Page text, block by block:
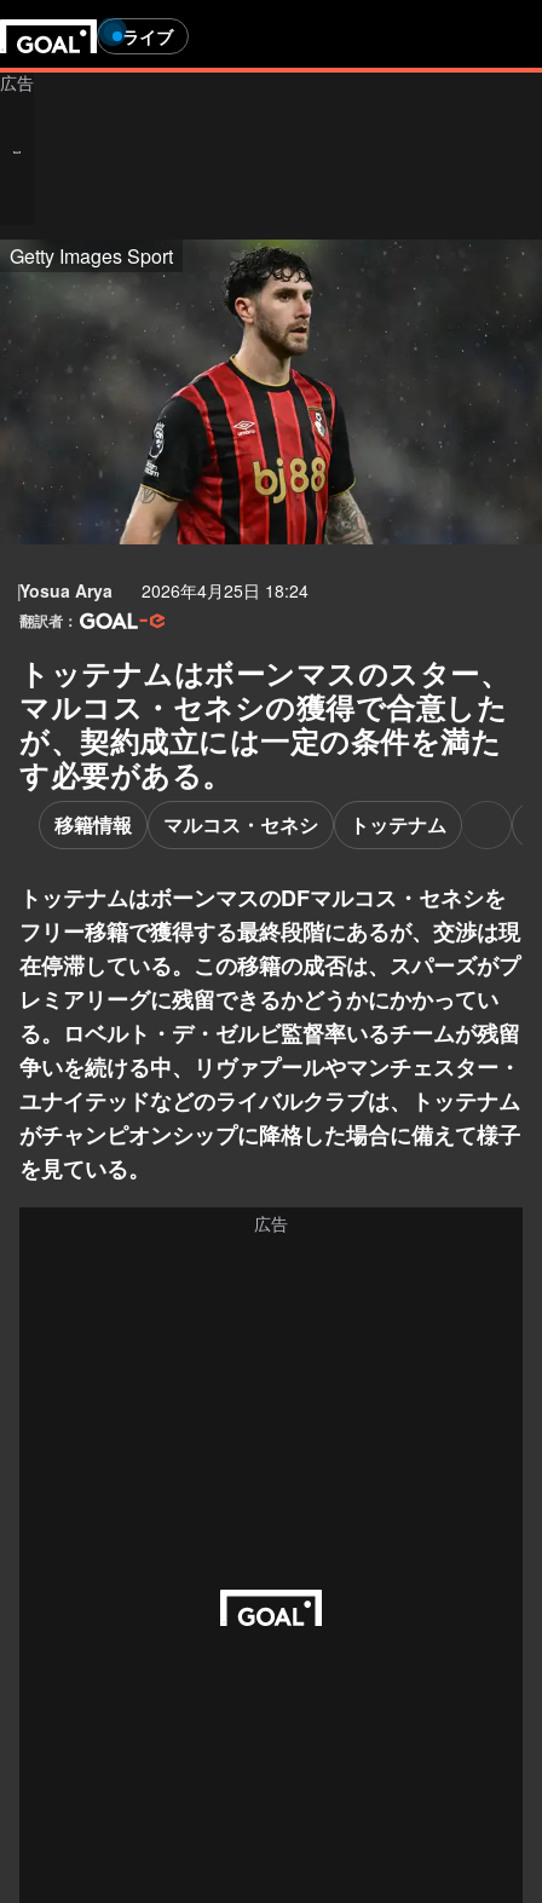
ライブ
Getty Images Sport
Yosua Arya 2026年4月25日 18:24
翻訳者：
トッテナムはボーンマスのスター、
マルコス・セネシの獲得で合意した
が、契約成立には一定の条件を満た
す必要がある。
移籍情報 マルコス・セネシ トッテナム
トッテナムはボーンマスのDFマルコス・セネシを
フリー移籍で獲得する最終段階にあるが、交渉は現
在停滞している。この移籍の成否は、スパーズがプ
レミアリーグに残留できるかどうかにかかってい
る。ロベルト・デ・ゼルビ監督率いるチームが残留
争いを続ける中、リヴァプールやマンチェスター・
ユナイテッドなどのライバルクラブは、トッテナム
がチャンピオンシップに降格した場合に備えて様子
を見ている。